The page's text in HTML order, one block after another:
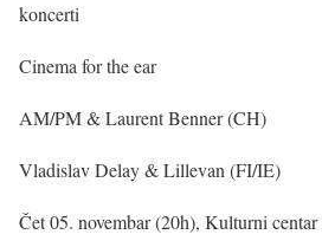
koncerti
Cinema for the ear
AM/PM & Laurent Benner (CH)
Vladislav Delay & Lillevan (FI/IE)
Čet 05. novembar (20h), Kulturni centar